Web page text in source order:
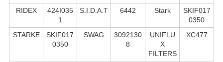
RIDEX
424I035
1
S.I.D.A.T 6442 Stark
SKIF017
0350
STARKE
SKIF017
0350
SWAG
3092130
8
UNIFLU
X
FILTERS
XC477